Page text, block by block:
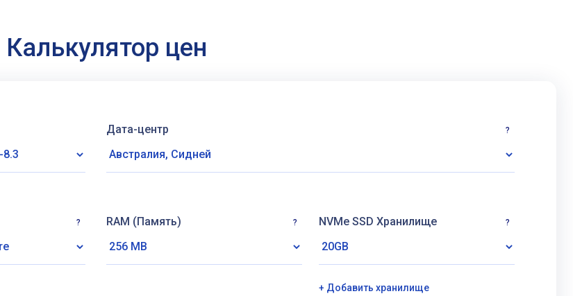
Калькулятор цен
?
Дата-центр ?
RAM (Память) ? NVMe SSD Хранилище ?
+ Добавить хранилище